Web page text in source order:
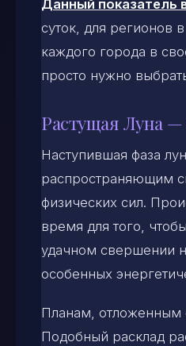
Данный показатель
суток, для регионов
каждого города в
просто нужно
Растущая Луна —
Наступившая фаза
распространяющим
физических сил.
время для того,
удачном свершении
особенных
Планам, отложенным
Подобный расклад